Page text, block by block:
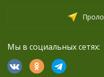
Мы в социальных сетях: